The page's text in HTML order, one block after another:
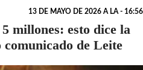
13 DE MAYO DE 2026 A LA - 16:56
millones: esto dice la
de Leite